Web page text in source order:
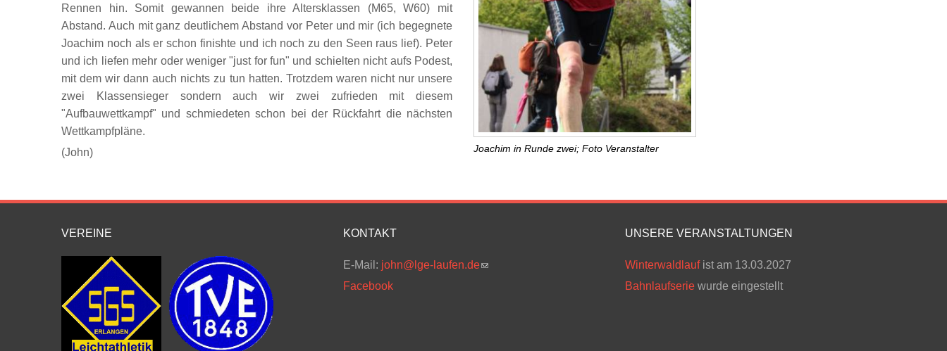
Rennen hin. Somit gewannen beide ihre Altersklassen (M65, W60) mit
Abstand. Auch mit ganz deutlichem Abstand vor Peter und mir (ich begegnete
Joachim noch als er schon finishte und ich noch zu den Seen raus lief). Peter
und ich liefen mehr oder weniger "just for fun" und schielten nicht aufs Podest,
mit dem wir dann auch nichts zu tun hatten. Trotzdem waren nicht nur unsere
zwei Klassensieger sondern auch wir zwei zufrieden mit diesem
"Aufbauwettkampf" und schmiedeten schon bei der Rückfahrt die nächsten
Wettkampfpläne.
(John)
Joachim in Runde zwei; Foto Veranstalter
VEREINE KONTAKT
E-Mail: john@lge-laufen.de(link sends e-mail)
Facebook
UNSERE VERANSTALTUNGEN
Winterwaldlaufist am 13.03.2027
Bahnlaufserie wurde eingestellt